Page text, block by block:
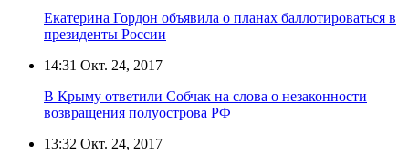
Екатерина Гордон объявила о планах баллотироваться в
президенты России
14:31 Окт. 24, 2017
В Крыму ответили Собчак на слова о незаконности
возвращения полуострова РФ
13:32 Окт. 24, 2017